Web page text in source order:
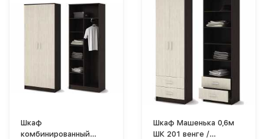
Шкаф
комбинированный
Шкаф Машенька 0,6м
ШК 201 венге /